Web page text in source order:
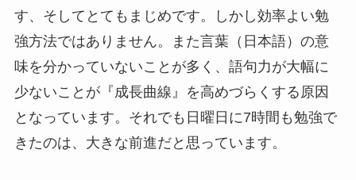
す、そしてとてもまじめです。しかし効率よい勉
強方法ではありません。また言葉（日本語）の意
味を分かっていないことが多く、語句力が大幅に
少ないことが『成長曲線』を高めづらくする原因
となっています。それでも日曜日に7時間も勉強で
きたのは、大きな前進だと思っています。